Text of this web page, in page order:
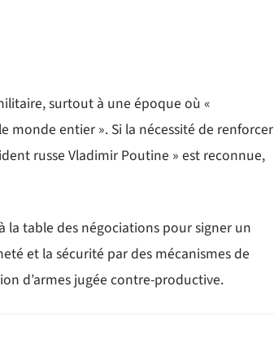
surtout à une époque où «
monde entier ». Si la nécessité de renforcer
russe Vladimir Poutine » est reconnue,
la table des négociations pour signer un
et la sécurité par des mécanismes de
d’armes jugée contre-productive.